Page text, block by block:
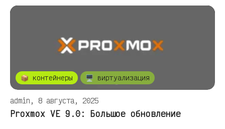
📦 контейнеры 🖥️ виртуализация
admin, 8 августа, 2025
Proxmox VE 9.0: Большое обновление